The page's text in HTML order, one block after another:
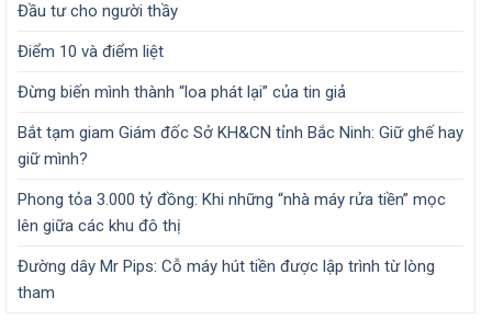
Đầu tư cho người thầy
Điểm 10 và điểm liệt
Đừng biến mình thành “loa phát lại” của tin giả
Bắt tạm giam Giám đốc Sở KH&CN tỉnh Bắc Ninh: Giữ ghế hay
giữ mình?
Phong tỏa 3.000 tỷ đồng: Khi những “nhà máy rửa tiền” mọc
lên giữa các khu đô thị
Đường dây Mr Pips: Cỗ máy hút tiền được lập trình từ lòng
tham